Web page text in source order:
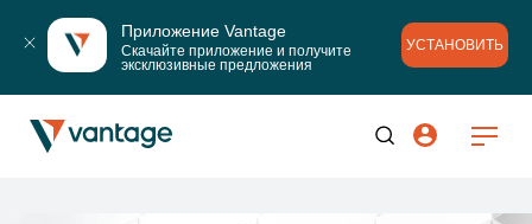
Приложение Vantage
Скачайте приложение и получите
эксклюзивные предложения
УСТАНОВИТЬ